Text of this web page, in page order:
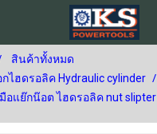
สินค้าทั้งหมด
ไฮดรอลิค Hydraulic cylinder
มือแย๊กน๊อต ไฮดรอลิค nut slipter